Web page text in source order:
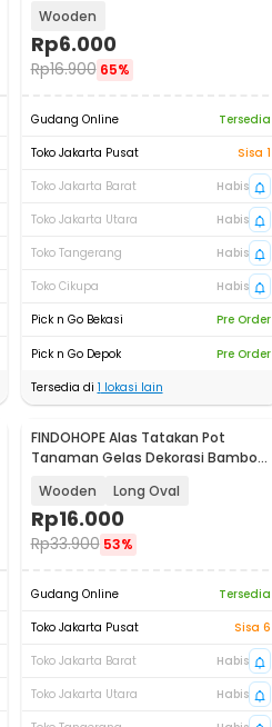
Wooden
Rp6.000
Rp16.900 65%
Gudang Online
Tersedia
Toko Jakarta Pusat
Sisa 1
Toko Jakarta Barat
Habis
Toko Jakarta Utara
Habis
Toko Tangerang
Habis
Toko Cikupa
Habis
Pick n Go Bekasi
Pre Order
Pick n Go Depok
Pre Order
Tersedia di 1 lokasi lain
FINDOHOPE Alas Tatakan Pot
Tanaman Gelas Dekorasi Bamboo
Wooden Long Oval
Rp16.000
Rp33.900 53%
Gudang Online
Tersedia
Toko Jakarta Pusat
Sisa 6
Toko Jakarta Barat
Habis
Toko Jakarta Utara
Habis